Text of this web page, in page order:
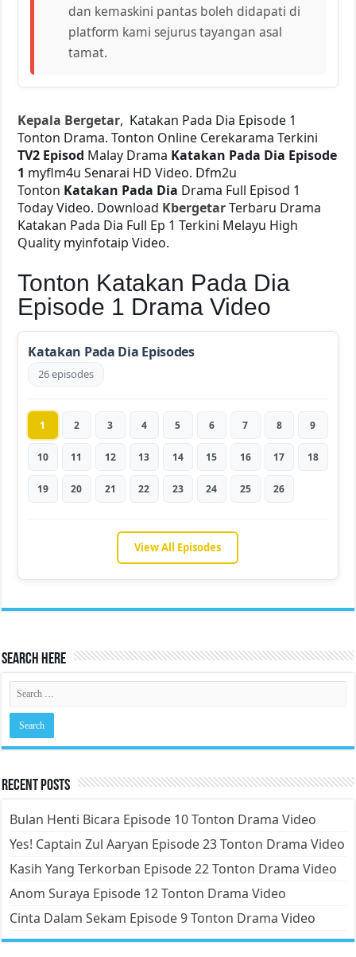
dan kemaskini pantas boleh didapati di
platform kami sejurus tayangan asal
tamat.
Kepala Bergetar, Katakan Pada Dia Episode 1
Tonton Drama. Tonton Online Cerekarama Terkini
TV2 Episod Malay Drama Katakan Pada Dia Episode
1 myflm4u Senarai HD Video. Dfm2u
Tonton Katakan Pada Dia Drama Full Episod 1
Today Video. Download KbergetarTerbaru Drama
Katakan Pada Dia Full Ep 1 Terkini Melayu High
Quality myinfotaip Video.
Tonton Katakan Pada Dia
Episode 1 Drama Video
Katakan Pada Dia Episodes
26 episodes
1 2 3 4 5 6 7 8 9
10 11 12 13 14 15 16 17 18
19 20 21 22 23 24 25 26
View All Episodes
Search Here
Recent Posts
Bulan Henti Bicara Episode 10 Tonton Drama Video
Yes! Captain Zul Aaryan Episode 23 Tonton Drama Video
Kasih Yang Terkorban Episode 22 Tonton Drama Video
Anom Suraya Episode 12 Tonton Drama Video
Cinta Dalam Sekam Episode 9 Tonton Drama Video